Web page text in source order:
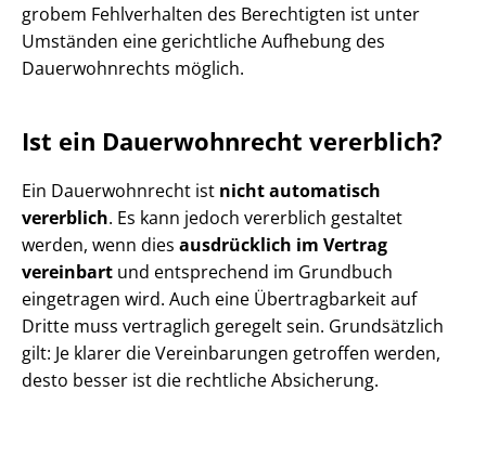
grobem Fehlverhalten des Berechtigten ist unter
Umständen eine gerichtliche Aufhebung des
Dauerwohnrechts möglich.
Ist ein Dauerwohnrecht vererblich?
Ein Dauerwohnrecht ist nicht automatisch
vererblich. Es kann jedoch vererblich gestaltet
werden, wenn dies ausdrücklich im Vertrag
vereinbart und entsprechend im Grundbuch
eingetragen wird. Auch eine Übertragbarkeit auf
Dritte muss vertraglich geregelt sein. Grundsätzlich
gilt: Je klarer die Vereinbarungen getroffen werden,
desto besser ist die rechtliche Absicherung.